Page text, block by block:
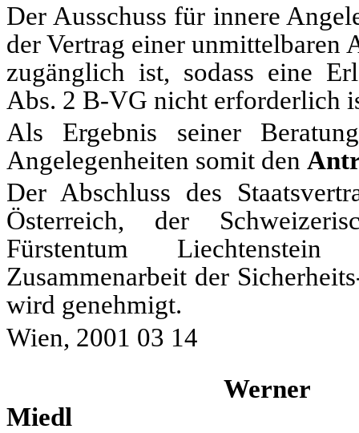
Der Ausschuss für innere
der Vertrag einer unmittelbaren
zugänglich ist, sodass eine
Abs. 2 B-VG nicht erforderlich
Als Ergebnis seiner
Angelegenheiten somit den
Der Abschluss des
Österreich, der
Fürstentum
Zusammenarbeit der
wird genehmigt.
Wien, 2001 03 14
Werner
Miedl